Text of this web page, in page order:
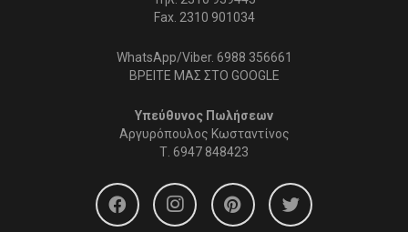
Fax. 2310 901034
WhatsApp/Viber. 6988 356661
ΒΡΕΙΤΕ ΜΑΣ ΣΤΟ GOOGLE
Υπεύθυνος Πωλήσεων
Αργυρόπουλος Κωσταντίνος
Τ. 6947 848423